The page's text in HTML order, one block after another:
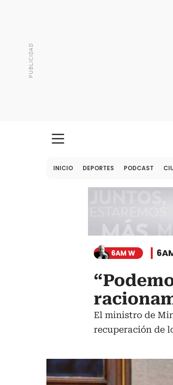
INICIO DEPORTES PODCAST
6AM W
El ministro de
recuperación de